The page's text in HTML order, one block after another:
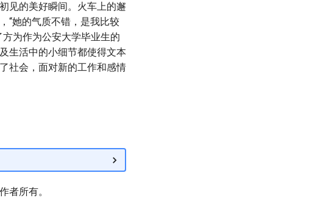
见的美好瞬间。火车上的邂
“她的气质不错，是我比较
为作为公安大学毕业生的
生活中的小细节都使得文本
社会，面对新的工作和感情
者所有。